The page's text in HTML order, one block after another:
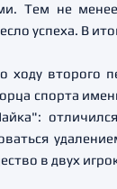
Тем не
успеха. В
ходу второго
спорта
в двух